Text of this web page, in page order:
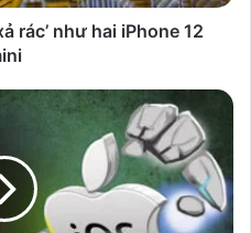
rác’ như hai iPhone 12